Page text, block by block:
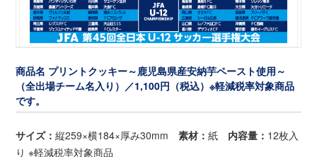
商品名 プリントクッキー～鹿児島県産安納芋ペースト使用～
（全出場チーム名入り）／1,100円（税込）※軽減税率対象商品
です。
サイズ：縦259×横184×厚み30mm素材：紙 内容量： 12枚入
り ※軽減税率対象商品